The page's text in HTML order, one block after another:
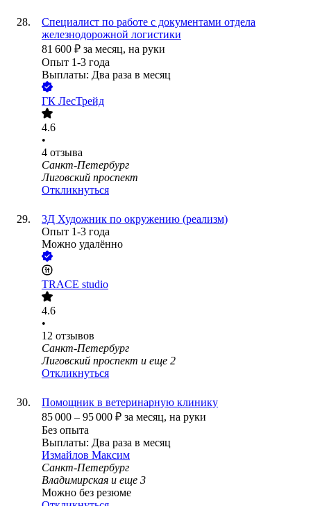
Специалист по работе с документами отдела
железнодорожной логистики
81 600 ₽ за месяц, на руки
Опыт 1-3 года
Выплаты: Два раза в месяц
ГК ЛесТрейд
4.6
•
4 отзыва
Санкт-Петербург
Лиговский проспект
Откликнуться
3Д Художник по окружению (реализм)
Опыт 1-3 года
Можно удалённо
TRACE studio
4.6
•
12 отзывов
Санкт-Петербург
Лиговский проспект и еще 2
Откликнуться
Помощник в ветеринарную клинику
85 000 – 95 000 ₽ за месяц, на руки
Без опыта
Выплаты: Два раза в месяц
Измайлов Максим
Санкт-Петербург
Владимирская и еще 3
Можно без резюме